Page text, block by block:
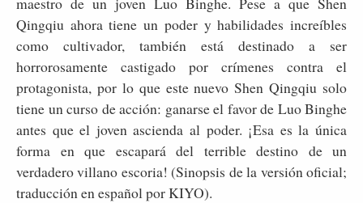
Qingqiu ahora tiene un poder y habilidades increíbles
como cultivador, también está destinado a ser
horrorosamente castigado por crímenes contra el
protagonista, por lo que este nuevo Shen Qingqiu solo
tiene un curso de acción: ganarse el favor de Luo Binghe
antes que el joven ascienda al poder. ¡Esa es la única
forma en que escapará del terrible destino de un
verdadero villano escoria! (Sinopsis de la versión oficial;
traducción en español por KIYO).